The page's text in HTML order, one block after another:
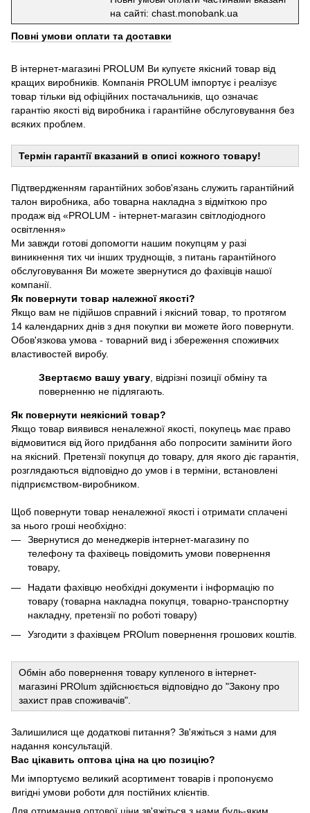
на сайті: chast.monobank.ua
Повні умови оплати та доставки
В інтернет-магазині PROLUM Ви купуєте якісний товар від
кращих виробників. Компанія PROLUM імпортує і реалізує
товар тільки від офіційних постачальників, що означає
гарантію якості від виробника і гарантійне обслуговування без
всяких проблем.
Термін гарантії вказаний в описі кожного товару!
Підтвердженням гарантійних зобов'язань служить гарантійний
талон виробника, або товарна накладна з відміткою про
продаж від «PROLUM - інтернет-магазин світлодіодного
освітлення»
Ми завжди готові допомогти нашим покупцям у разі
виникнення тих чи інших труднощів, з питань гарантійного
обслуговування Ви можете звернутися до фахівців нашої
компанії.
Як повернути товар належної якості?
Якщо вам не підійшов справний і якісний товар, то протягом
14 календарних днів з дня покупки ви можете його повернути.
Обов'язкова умова - товарний вид і збереження споживчих
властивостей виробу.
Звертаємо вашу увагу, відрізні позиції обміну та
поверненню не підлягають.
Як повернути неякісний товар?
Якщо товар виявився неналежної якості, покупець має право
відмовитися від його придбання або попросити замінити його
на якісний. Претензії покупця до товару, для якого діє гарантія,
розглядаються відповідно до умов і в терміни, встановлені
підприємством-виробником.
Щоб повернути товар неналежної якості і отримати сплачені
за нього гроші необхідно:
Звернутися до менеджерів інтернет-магазину по
телефону та фахівець повідомить умови повернення
товару,
Надати фахівцю необхідні документи і інформацію по
товару (товарна накладна покупця, товарно-транспортну
накладну, претензії по роботі товару)
Узгодити з фахівцем PROlum повернення грошових коштів.
Обмін або повернення товару купленого в інтернет-
магазині PROlum здійснюється відповідно до "Закону про
захист прав споживачів".
Залишилися ще додаткові питання? Зв'яжіться з нами для
надання консультацій.
Вас цікавить оптова ціна на цю позицію?
Ми імпортуємо великий асортимент товарів і пропонуємо
вигідні умови роботи для постійних клієнтів.
Для отримання оптової ціни зв'яжіться з нами будь-яким